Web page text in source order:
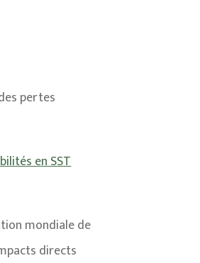
pertes
en SST
mondiale de
directs